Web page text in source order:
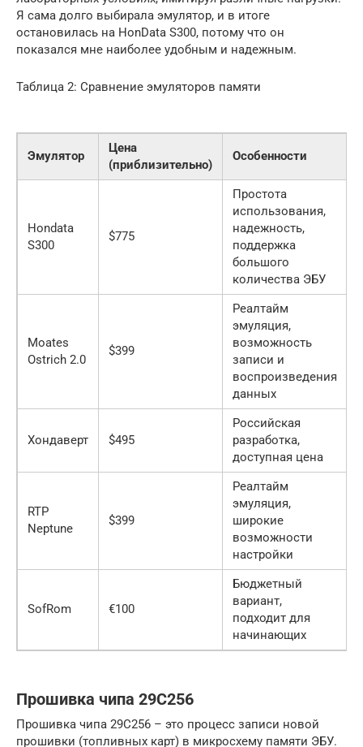
Я сама долго выбирала эмулятор, и в итоге
остановилась на HonData S300, потому что он
показался мне наиболее удобным и надежным.
Таблица 2: Сравнение эмуляторов памяти
Эмулятор
Цена
(приблизительно)
Особенности
Hondata
S300
$775
Простота
использования,
надежность,
поддержка
большого
количества ЭБУ
Moates
Ostrich 2.0
$399
Реалтайм
эмуляция,
возможность
записи и
воспроизведения
данных
Хондаверт $495
Российская
разработка,
доступная цена
RTP
Neptune
$399
Реалтайм
эмуляция,
широкие
возможности
настройки
SofRom €100
Бюджетный
вариант,
подходит для
начинающих
Прошивка чипа 29C256
Прошивка чипа 29C256 – это процесс записи новой
прошивки (топливных карт) в микросхему памяти ЭБУ.